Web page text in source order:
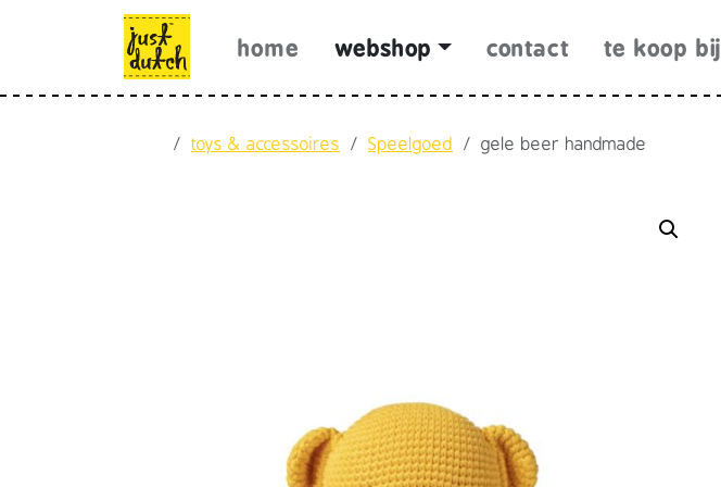
home webshop contact te koop bij
Hometoys & accessoires Speelgoed gele beer handmade